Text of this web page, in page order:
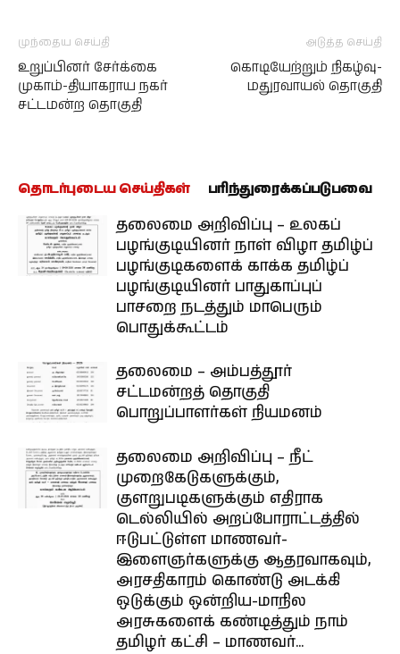
முந்தைய செய்தி
உறுப்பினர் சேர்க்கை
முகாம்-தியாகராய நகர்
சட்டமன்ற தொகுதி
அடுத்த செய்தி
கொடியேற்றும் நிகழ்வு-
மதுரவாயல் தொகுதி
தொடர்புடைய செய்திகள் பரிந்துரைக்கப்படுபவை
தலைமை அறிவிப்பு – உலகப்
பழங்குடியினர் நாள் விழா தமிழ்ப்
பழங்குடிகளைக் காக்க தமிழ்ப்
பழங்குடியினர் பாதுகாப்புப்
பாசறை நடத்தும் மாபெரும்
பொதுக்கூட்டம்
தலைமை – அம்பத்தூர்
சட்டமன்றத் தொகுதி
பொறுப்பாளர்கள் நியமனம்
தலைமை அறிவிப்பு – நீட்
முறைகேடுகளுக்கும்,
குளறுபடிகளுக்கும் எதிராக
டெல்லியில் அறப்போராட்டத்தில்
ஈடுபட்டுள்ள மாணவர்-
இளைஞர்களுக்கு ஆதரவாகவும்,
அரசதிகாரம் கொண்டு அடக்கி
ஒடுக்கும் ஒன்றிய-மாநில
அரசுகளைக் கண்டித்தும் நாம்
தமிழர் கட்சி – மாணவர்...